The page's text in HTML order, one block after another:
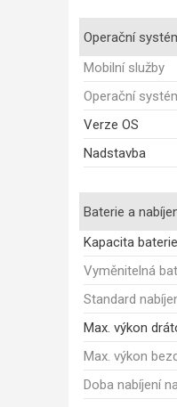
Operační
Mobilní služby
Operační
Verze OS
Nadstavba
Baterie a
Kapacita baterie
Vyměnitelná
Standard
Max. výkon
Max. výkon
Doba nabíjení